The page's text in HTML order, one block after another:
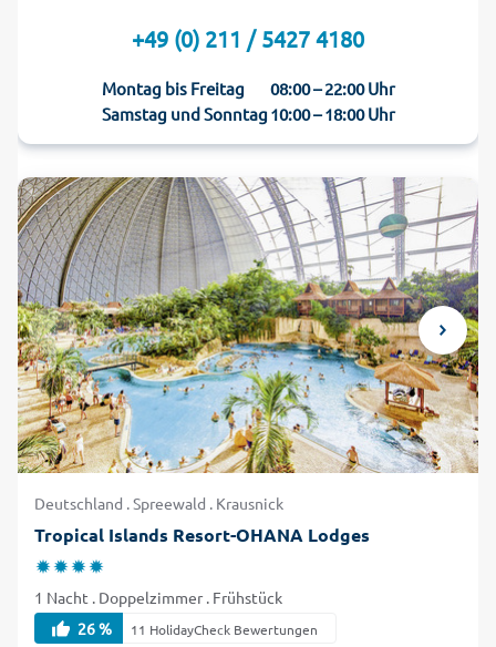
+49 (0) 211 / 5427 4180
Montag bis Freitag
08:00 – 22:00 Uhr
Samstag und Sonntag10:00 – 18:00 Uhr
Deutschland . Spreewald . Krausnick
Tropical Islands Resort-OHANA Lodges
1 Nacht . Doppelzimmer . Frühstück
26 %
11 HolidayCheck Bewertungen